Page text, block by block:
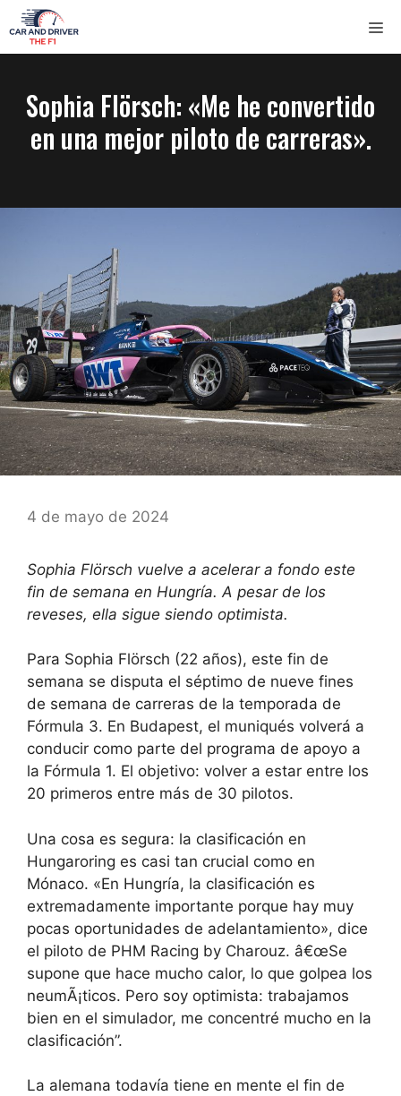
Saltar
al
contenido
Sophia Flörsch: «Me he convertido
en una mejor piloto de carreras».
4 de mayo de 2024
Sophia Flörsch vuelve a acelerar a fondo este
fin de semana en Hungría. A pesar de los
reveses, ella sigue siendo optimista.
Para Sophia Flörsch (22 años), este fin de
semana se disputa el séptimo de nueve fines
de semana de carreras de la temporada de
Fórmula 3. En Budapest, el muniqués volverá a
conducir como parte del programa de apoyo a
la Fórmula 1. El objetivo: volver a estar entre los
20 primeros entre más de 30 pilotos.
Una cosa es segura: la clasificación en
Hungaroring es casi tan crucial como en
Mónaco. «En Hungría, la clasificación es
extremadamente importante porque hay muy
pocas oportunidades de adelantamiento», dice
el piloto de PHM Racing by Charouz. â€œSe
supone que hace mucho calor, lo que golpea los
neumÃ¡ticos. Pero soy optimista: trabajamos
bien en el simulador, me concentré mucho en la
clasificación”.
La alemana todavía tiene en mente el fin de